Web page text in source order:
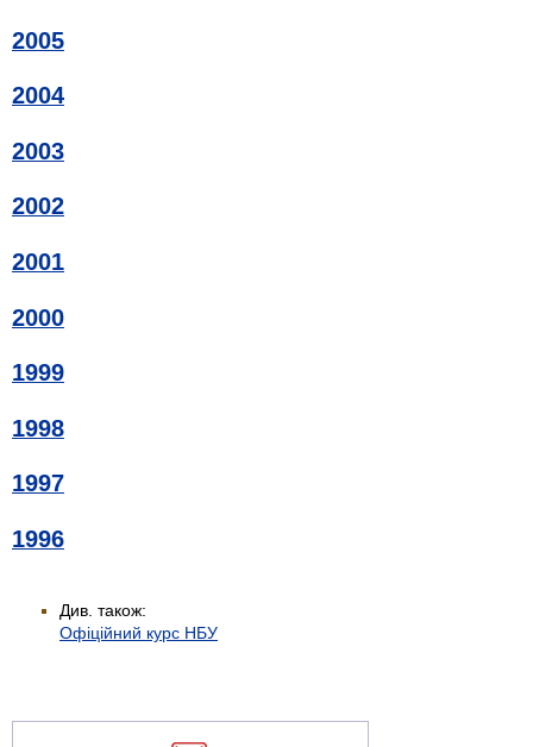
2005
2004
2003
2002
2001
2000
1999
1998
1997
1996
Див. також:
Офіційний курс НБУ